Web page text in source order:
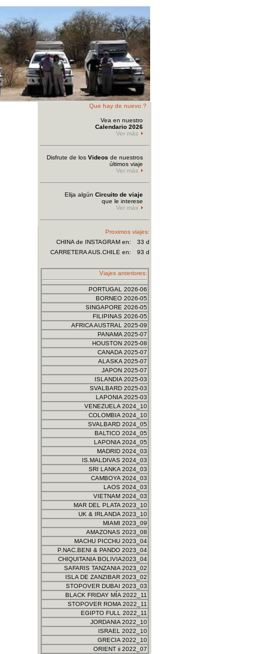
Que hay de nuevo ?
Vea en nuestro
Calendario 2026
Ver más
Disfrute de los Videos de nuestros
últimos viaje
Ver más
Elija algún Circuito de viaje
que le interese
Ver más
Proximos viajes:
CHINA de INSTAGRAM en:
33 d
CARRETERA AUS.CHILE en:
93 d
Viajes anteriores:
PORTUGAL 2026-06
BORNEO 2026-05
SINGAPORE 2026-05
FILIPINAS 2026-05
AFRICA AUSTRAL 2025-09
PANAMA 2025-07
HOUSTON 2025-08
CANADA 2025-07
ALASKA 2025-07
JAPON 2025-07
ISLANDIA 2025-03
SVALBARD 2025-03
LAPONIA 2025-03
VENEZUELA 2024_10
COLOMBIA 2024_10
SVALBARD 2024_05
BALTICO 2024_05
LAPONIA 2024_05
MADRID 2024_03
IS.MALDIVAS 2024_03
SRI LANKA 2024_03
CAMBOYA 2024_03
LAOS 2024_03
VIETNAM 2024_03
MAR DEL PLATA 2023_10
UK & IRLANDA 2023_10
MIAMI 2023_09
AMAZONAS 2023_08
MACHU PICCHU 2023_04
P.NAC.BENI & PANDO 2023_04
CHIQUITANIA BOLIVIA2023_04
SAFARIS TANZANIA 2023_02
ISLA DE ZANZIBAR 2023_02
STOPOVER DUBAI 2023_03
BLACK FRIDAY MÍA 2022_11
STOPOVER ROMA 2022_11
EGIPTO FULL 2022_11
JORDANIA 2022_10
ISRAEL 2022_10
GRECIA 2022_10
ORIENT ii 2022_07